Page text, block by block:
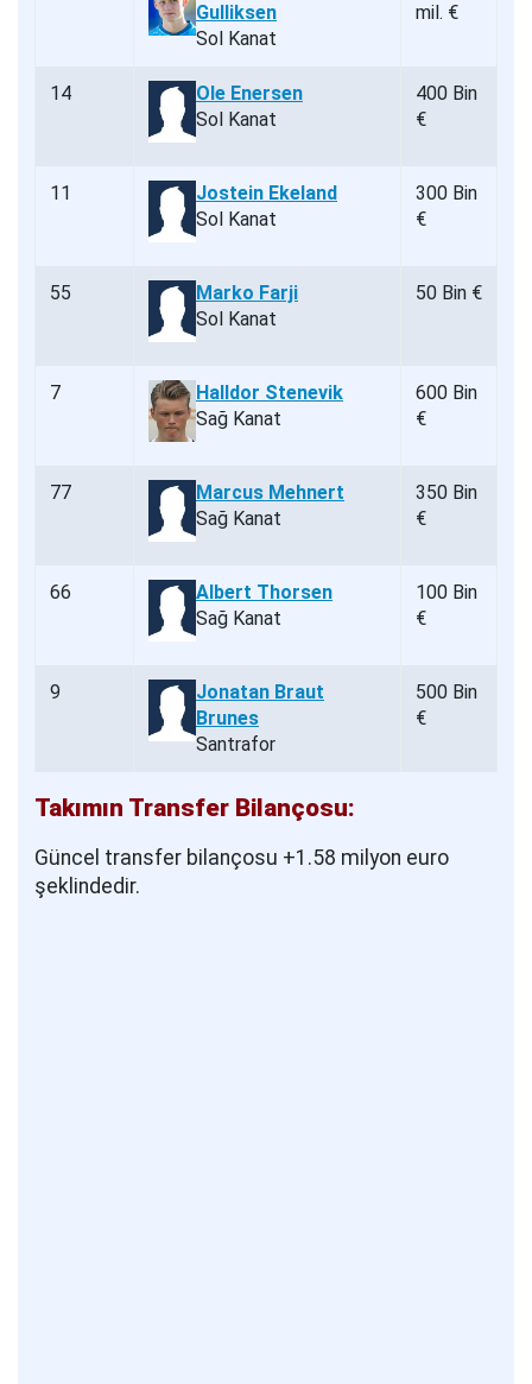
Gulliksen
Sol Kanat
mil. €
14
Ole Enersen
Sol Kanat
400 Bin
€
11
Jostein Ekeland
Sol Kanat
300 Bin
€
55
Marko Farji
Sol Kanat
50 Bin €
7
Halldor Stenevik
Sağ Kanat
600 Bin
€
77
Marcus Mehnert
Sağ Kanat
350 Bin
€
66
Albert Thorsen
Sağ Kanat
100 Bin
€
9
Jonatan Braut
Brunes
Santrafor
500 Bin
€
Takımın Transfer Bilançosu:
Güncel transfer bilançosu +1.58 milyon euro
şeklindedir.